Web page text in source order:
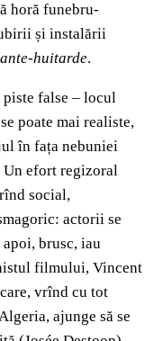
horă funebru-
și instalării
huitarde.
false – locul
poate mai realiste,
în fața nebuniei
efort regizoral
social,
actorii se
brusc, iau
filmului, Vincent
vrînd cu tot
ajunge să se